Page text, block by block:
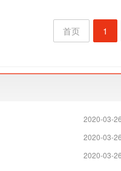
首页 1
2020-03-26
2020-03-26
2020-03-26